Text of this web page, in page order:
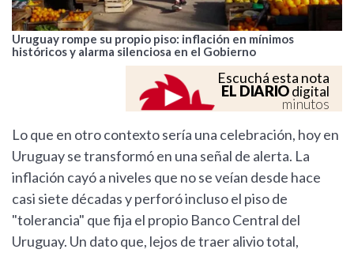
Uruguay rompe su propio piso: inflación en mínimos
históricos y alarma silenciosa en el Gobierno
Escuchá esta nota
EL DIARIOdigital
minutos
Lo que en otro contexto sería una celebración, hoy en
Uruguay se transformó en una señal de alerta. La
inflación cayó a niveles que no se veían desde hace
casi siete décadas y perforó incluso el piso de
"tolerancia" que fija el propio Banco Central del
Uruguay. Un dato que, lejos de traer alivio total,